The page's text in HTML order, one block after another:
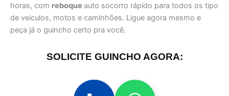
horas, com reboque auto socorro rápido para todos os tipo
de veiculos, motos e caminhões. Ligue agora mesmo e
peça já o guincho certo pra você.
SOLICITE GUINCHO AGORA: